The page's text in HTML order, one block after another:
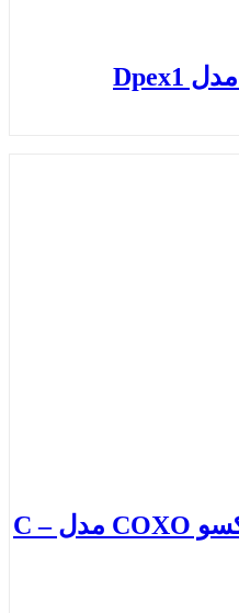
دستگاه روتاری کوکسو COXO مدل C –